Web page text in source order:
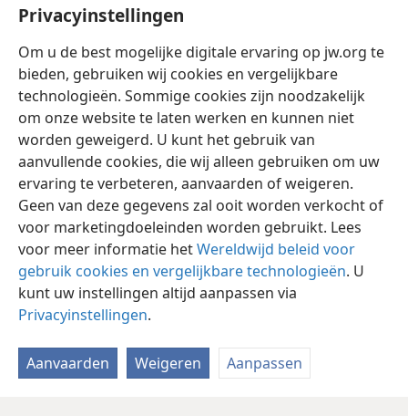
Privacyinstellingen
Om u de best mogelijke digitale ervaring op jw.org te
bieden, gebruiken wij cookies en vergelijkbare
technologieën. Sommige cookies zijn noodzakelijk
om onze website te laten werken en kunnen niet
worden geweigerd. U kunt het gebruik van
aanvullende cookies, die wij alleen gebruiken om uw
ervaring te verbeteren, aanvaarden of weigeren.
Geen van deze gegevens zal ooit worden verkocht of
voor marketingdoeleinden worden gebruikt. Lees
voor meer informatie hetWereldwijd beleid voor
gebruik cookies en vergelijkbare technologieën. U
kunt uw instellingen altijd aanpassen via
Privacyinstellingen.
Aanvaarden Weigeren Aanpassen
Veronachtzaam de voorzieningen die wijsheid
schenken niet